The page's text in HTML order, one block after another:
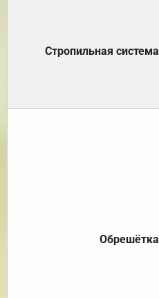
Стропильная система
Обрешётка